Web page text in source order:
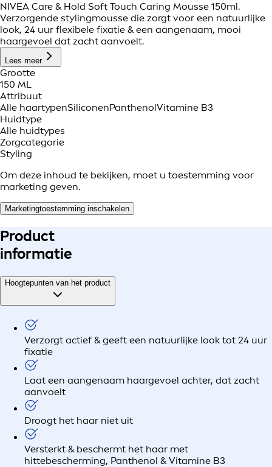
NIVEA Care & Hold Soft Touch Caring Mousse 150ml.
Verzorgende stylingmousse die zorgt voor een natuurlijke
look, 24 uur flexibele fixatie & een aangenaam, mooi
haargevoel dat zacht aanvoelt.
Lees meer
Grootte
150 ML
Attribuut
Alle haartypenSiliconenPanthenolVitamine B3
Huidtype
Alle huidtypes
Zorgcategorie
Styling
Om deze inhoud te bekijken, moet u toestemming voor
marketing geven.
Marketingtoestemming inschakelen
Product
informatie
Hoogtepunten van het product
Verzorgt actief & geeft een natuurlijke look tot 24 uur
fixatie
Laat een aangenaam haargevoel achter, dat zacht
aanvoelt
Droogt het haar niet uit
Versterkt & beschermt het haar met
hittebescherming, Panthenol & Vitamine B3